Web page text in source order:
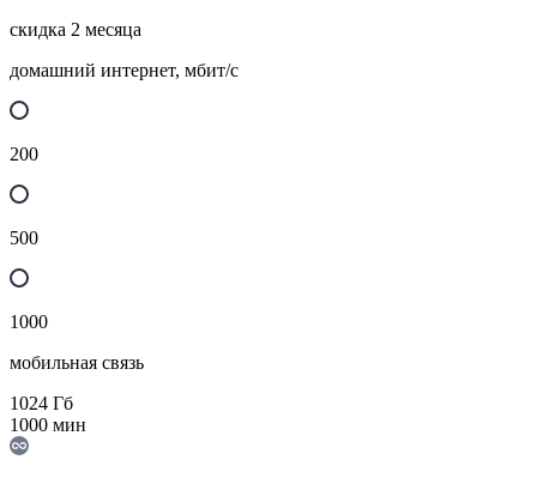
скидка 2 месяца
домашний интернет, мбит/с
200
500
1000
мобильная связь
1024 Гб
1000 мин